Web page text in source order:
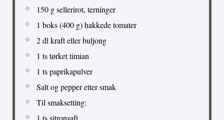
150 g sellerirot, terninger
1 boks (400 g) hakkede tomater
2 dl kraft eller buljong
1 ts tørket timian
1 ts paprikapulver
Salt og pepper etter smak
Til smaksetting: